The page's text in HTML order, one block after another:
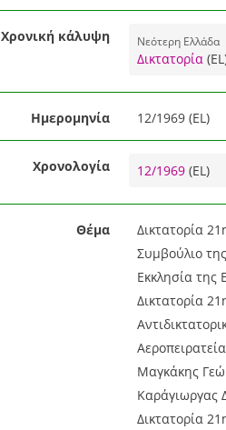
Χρονική κάλυψη Νεότερη Ελλάδα
Δικτατορία
Ημερομηνία 12/1969 (EL)
Χρονολογία 12/1969 (EL)
Θέμα
Δικτατορία
Συμβούλιο
Εκκλησία της
Δικτατορία
Μαγκάκης
Καράγιωργας
Δικτατορία